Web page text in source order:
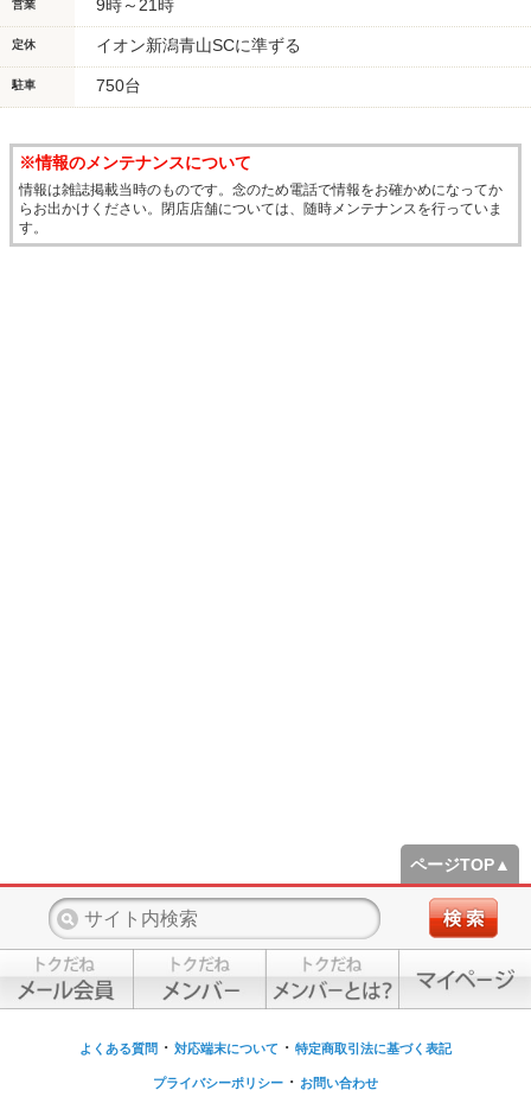
営業 9時～21時
定休 イオン新潟青山SCに準ずる
駐車 750台
※情報のメンテナンスについて
情報は雑誌掲載当時のものです。念のため電話で情報をお確かめになってか
らお出かけください。閉店店舗については、随時メンテナンスを行っていま
す。
ページTOP▲
よくある質問 ・ 対応端末について ・ 特定商取引法に基づく表記
プライバシーポリシー ・ お問い合わせ